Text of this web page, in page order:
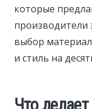
которые
производители
выбор
и стиль на